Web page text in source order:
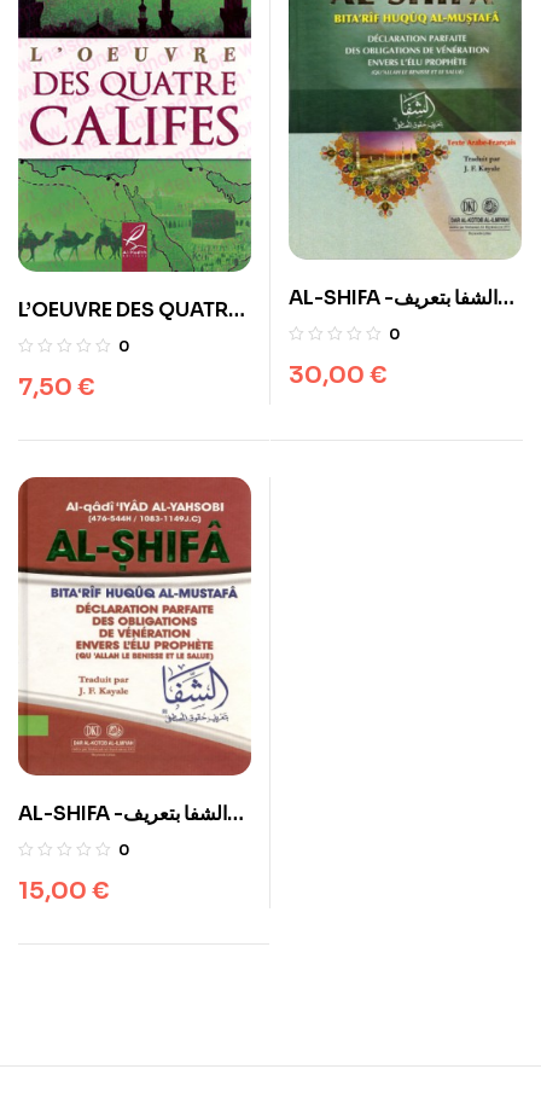
L’OEUVRE DES QUATRE
CALIFES
0
7,50 €
AL-SHIFA -الشفا بتعريف
حقوق المصطفى –
0
30,00 €
AL-SHIFA -الشفا بتعريف
0
15,00 €